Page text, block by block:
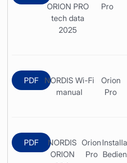
ORION PRO
tech data
2025
Pro
PDF
NORDIS Wi-Fi
manual
Orion
Pro
PDF
NORDIS
ORION
Orion
Pro